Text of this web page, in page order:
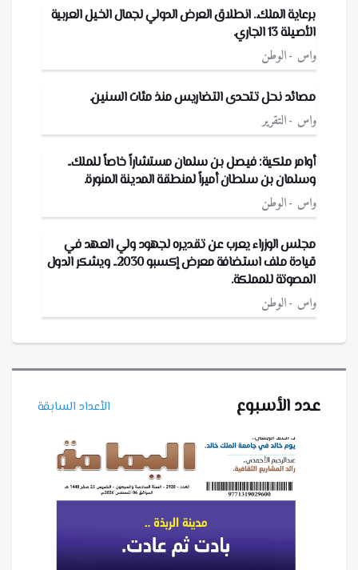
برعاية الملك.. انطلاق العرض الدولي لجمال الخيل العربية
الأصيلة 13 الجاري.
واس الوطن
مصائد نحل تتحدى التضاريس منذ مئات السنين.
واس التقرير
أوامر ملكية: فيصل بن سلمان مستشاراً خاصاً للملك..
وسلمان بن سلطان أميراً لمنطقة المدينة المنورة.
واس الوطن
مجلس الوزراء يعرب عن تقديره لجهود ولي العهد في
قيادة ملف استضافة معرض إكسبو 2030.. ويشكر الدول
المصوتة للمملكة.
واس الوطن
عدد الأسبوع الأعداد السابقة